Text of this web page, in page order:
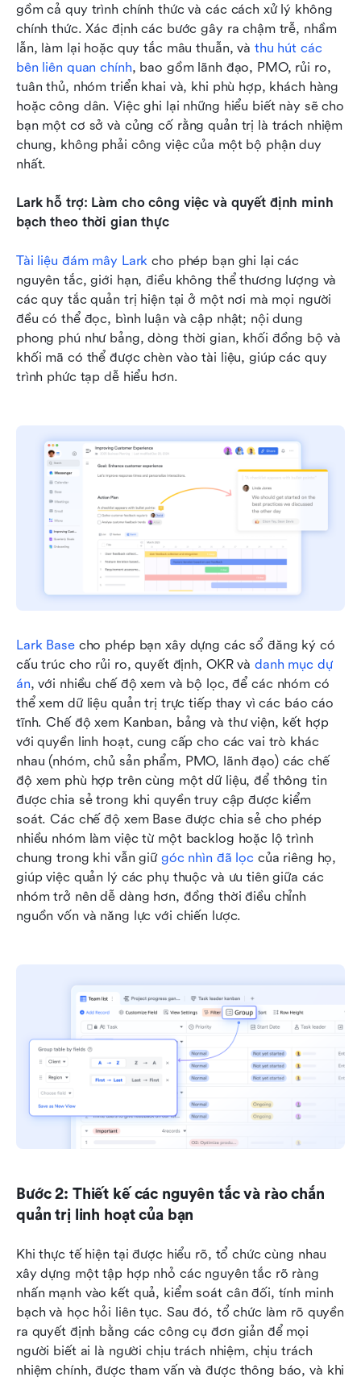
gồm cả quy trình chính thức và các cách xử lý không
chính thức. Xác định các bước gây ra chậm trễ, nhầm
lẫn, làm lại hoặc quy tắc mâu thuẫn, và thu hút các
bên liên quan chính, bao gồm lãnh đạo, PMO, rủi ro,
tuân thủ, nhóm triển khai và, khi phù hợp, khách hàng
hoặc công dân. Việc ghi lại những hiểu biết này sẽ cho
bạn một cơ sở và củng cố rằng quản trị là trách nhiệm
chung, không phải công việc của một bộ phận duy
nhất.
Lark hỗ trợ: Làm cho công việc và quyết định minh
bạch theo thời gian thực
Tài liệu đám mây Lark cho phép bạn ghi lại các
nguyên tắc, giới hạn, điều không thể thương lượng và
các quy tắc quản trị hiện tại ở một nơi mà mọi người
đều có thể đọc, bình luận và cập nhật; nội dung
phong phú như bảng, dòng thời gian, khối đồng bộ và
khối mã có thể được chèn vào tài liệu, giúp các quy
trình phức tạp dễ hiểu hơn.
Lark Base cho phép bạn xây dựng các sổ đăng ký có
cấu trúc cho rủi ro, quyết định, OKR và danh mục dự
án, với nhiều chế độ xem và bộ lọc, để các nhóm có
thể xem dữ liệu quản trị trực tiếp thay vì các báo cáo
tĩnh. Chế độ xem Kanban, bảng và thư viện, kết hợp
với quyền linh hoạt, cung cấp cho các vai trò khác
nhau (nhóm, chủ sản phẩm, PMO, lãnh đạo) các chế
độ xem phù hợp trên cùng một dữ liệu, để thông tin
được chia sẻ trong khi quyền truy cập được kiểm
soát. Các chế độ xem Base được chia sẻ cho phép
nhiều nhóm làm việc từ một backlog hoặc lộ trình
chung trong khi vẫn giữ góc nhìn đã lọc của riêng họ,
giúp việc quản lý các phụ thuộc và ưu tiên giữa các
nhóm trở nên dễ dàng hơn, đồng thời điều chỉnh
nguồn vốn và năng lực với chiến lược.
Bước 2: Thiết kế các nguyên tắc và rào chắn
quản trị linh hoạt của bạn
Khi thực tế hiện tại được hiểu rõ, tổ chức cùng nhau
xây dựng một tập hợp nhỏ các nguyên tắc rõ ràng
nhấn mạnh vào kết quả, kiểm soát cân đối, tính minh
bạch và học hỏi liên tục. Sau đó, tổ chức làm rõ quyền
ra quyết định bằng các công cụ đơn giản để mọi
người biết ai là người chịu trách nhiệm, chịu trách
nhiệm chính, được tham vấn và được thông báo, và khi